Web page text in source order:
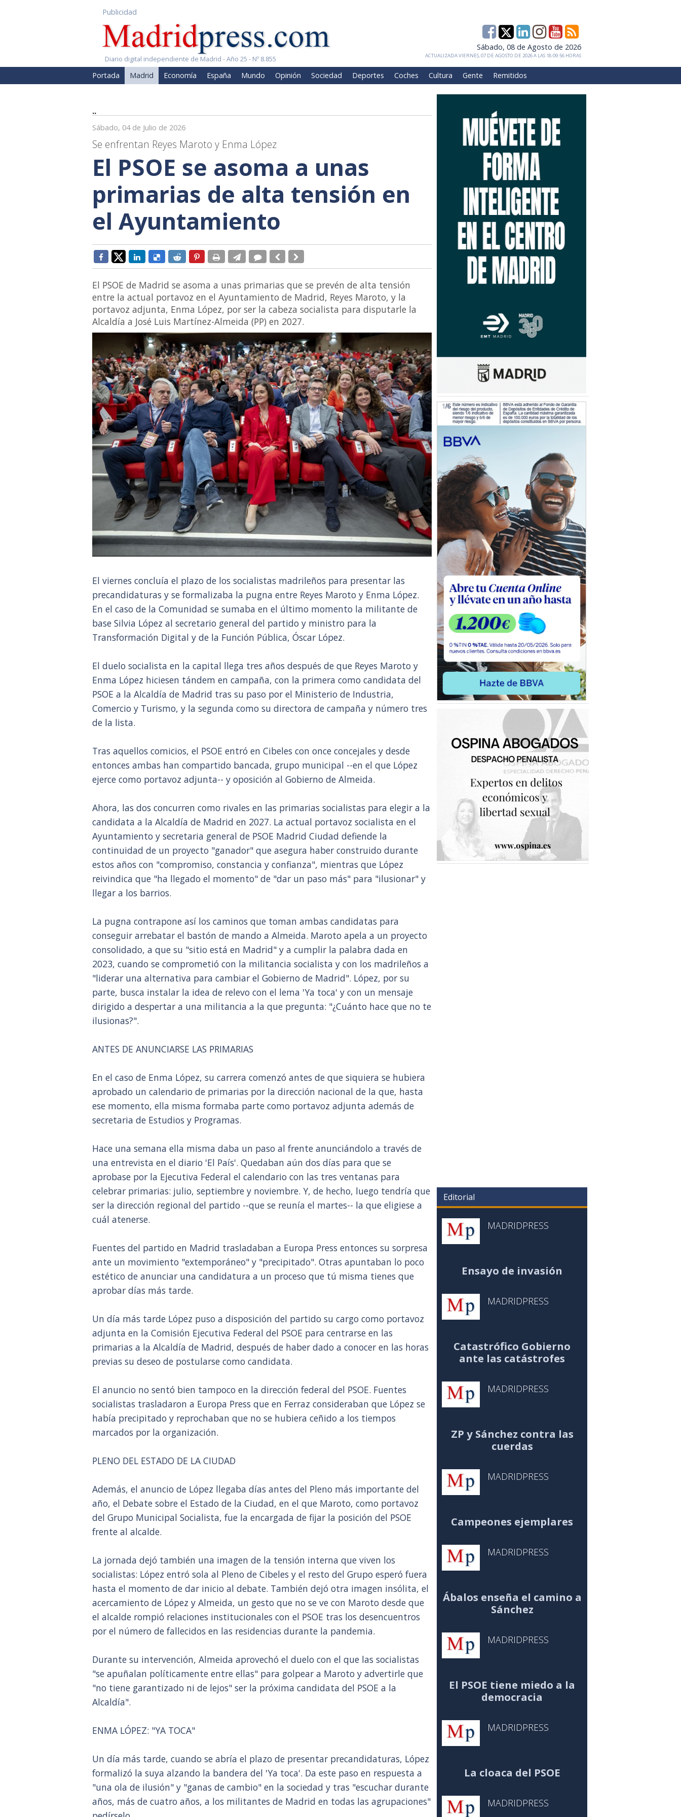
Publicidad
Diario digital independiente de Madrid - Año 25 - Nº 8.855
Sábado, 08 de Agosto de 2026
ACTUALIZADA VIERNES, 07 DE AGOSTO DE 2026 A LAS 18:09:56 HORAS
Portada Madrid Economía España Mundo Opinión Sociedad Deportes Coches Cultura Gente Remitidos
..
Sábado, 04 de Julio de 2026
Se enfrentan Reyes Maroto y Enma López
El PSOE se asoma a unas
primarias de alta tensión en
el Ayuntamiento
El PSOE de Madrid se asoma a unas primarias que se prevén de alta tensión
entre la actual portavoz en el Ayuntamiento de Madrid, Reyes Maroto, y la
portavoz adjunta, Enma López, por ser la cabeza socialista para disputarle la
Alcaldía a José Luis Martínez-Almeida (PP) en 2027.
El viernes concluía el plazo de los socialistas madrileños para presentar las
precandidaturas y se formalizaba la pugna entre Reyes Maroto y Enma López.
En el caso de la Comunidad se sumaba en el último momento la militante de
base Silvia López al secretario general del partido y ministro para la
Transformación Digital y de la Función Pública, Óscar López.
El duelo socialista en la capital llega tres años después de que Reyes Maroto y
Enma López hiciesen tándem en campaña, con la primera como candidata del
PSOE a la Alcaldía de Madrid tras su paso por el Ministerio de Industria,
Comercio y Turismo, y la segunda como su directora de campaña y número tres
de la lista.
Tras aquellos comicios, el PSOE entró en Cibeles con once concejales y desde
entonces ambas han compartido bancada, grupo municipal --en el que López
ejerce como portavoz adjunta-- y oposición al Gobierno de Almeida.
Ahora, las dos concurren como rivales en las primarias socialistas para elegir a la
candidata a la Alcaldía de Madrid en 2027. La actual portavoz socialista en el
Ayuntamiento y secretaria general de PSOE Madrid Ciudad defiende la
continuidad de un proyecto "ganador" que asegura haber construido durante
estos años con "compromiso, constancia y confianza", mientras que López
reivindica que "ha llegado el momento" de "dar un paso más" para "ilusionar" y
llegar a los barrios.
La pugna contrapone así los caminos que toman ambas candidatas para
conseguir arrebatar el bastón de mando a Almeida. Maroto apela a un proyecto
consolidado, a que su "sitio está en Madrid" y a cumplir la palabra dada en
2023, cuando se comprometió con la militancia socialista y con los madrileños a
"liderar una alternativa para cambiar el Gobierno de Madrid". López, por su
parte, busca instalar la idea de relevo con el lema 'Ya toca' y con un mensaje
dirigido a despertar a una militancia a la que pregunta: "¿Cuánto hace que no te
ilusionas?".
ANTES DE ANUNCIARSE LAS PRIMARIAS
En el caso de Enma López, su carrera comenzó antes de que siquiera se hubiera
aprobado un calendario de primarias por la dirección nacional de la que, hasta
ese momento, ella misma formaba parte como portavoz adjunta además de
secretaria de Estudios y Programas.
Hace una semana ella misma daba un paso al frente anunciándolo a través de
una entrevista en el diario 'El País'. Quedaban aún dos días para que se
aprobase por la Ejecutiva Federal el calendario con las tres ventanas para
celebrar primarias: julio, septiembre y noviembre. Y, de hecho, luego tendría que
ser la dirección regional del partido --que se reunía el martes-- la que eligiese a
cuál atenerse.
Fuentes del partido en Madrid trasladaban a Europa Press entonces su sorpresa
ante un movimiento "extemporáneo" y "precipitado". Otras apuntaban lo poco
estético de anunciar una candidatura a un proceso que tú misma tienes que
aprobar días más tarde.
Un día más tarde López puso a disposición del partido su cargo como portavoz
adjunta en la Comisión Ejecutiva Federal del PSOE para centrarse en las
primarias a la Alcaldía de Madrid, después de haber dado a conocer en las horas
previas su deseo de postularse como candidata.
El anuncio no sentó bien tampoco en la dirección federal del PSOE. Fuentes
socialistas trasladaron a Europa Press que en Ferraz consideraban que López se
había precipitado y reprochaban que no se hubiera ceñido a los tiempos
marcados por la organización.
PLENO DEL ESTADO DE LA CIUDAD
Además, el anuncio de López llegaba días antes del Pleno más importante del
año, el Debate sobre el Estado de la Ciudad, en el que Maroto, como portavoz
del Grupo Municipal Socialista, fue la encargada de fijar la posición del PSOE
frente al alcalde.
La jornada dejó también una imagen de la tensión interna que viven los
socialistas: López entró sola al Pleno de Cibeles y el resto del Grupo esperó fuera
hasta el momento de dar inicio al debate. También dejó otra imagen insólita, el
acercamiento de López y Almeida, un gesto que no se ve con Maroto desde que
el alcalde rompió relaciones institucionales con el PSOE tras los desencuentros
por el número de fallecidos en las residencias durante la pandemia.
Durante su intervención, Almeida aprovechó el duelo con el que las socialistas
"se apuñalan políticamente entre ellas" para golpear a Maroto y advertirle que
"no tiene garantizado ni de lejos" ser la próxima candidata del PSOE a la
Alcaldía".
ENMA LÓPEZ: "YA TOCA"
Un día más tarde, cuando se abría el plazo de presentar precandidaturas, López
formalizó la suya alzando la bandera del 'Ya toca'. Da este paso en respuesta a
"una ola de ilusión" y "ganas de cambio" en la sociedad y tras "escuchar durante
años, más de cuatro años, a los militantes de Madrid en todas las agrupaciones"
Editorial
MADRIDPRESS
Ensayo de invasión
MADRIDPRESS
Catastrófico Gobierno
ante las catástrofes
MADRIDPRESS
ZP y Sánchez contra las
cuerdas
MADRIDPRESS
Campeones ejemplares
MADRIDPRESS
Ábalos enseña el camino a
Sánchez
MADRIDPRESS
El PSOE tiene miedo a la
democracia
MADRIDPRESS
La cloaca del PSOE
MADRIDPRESS